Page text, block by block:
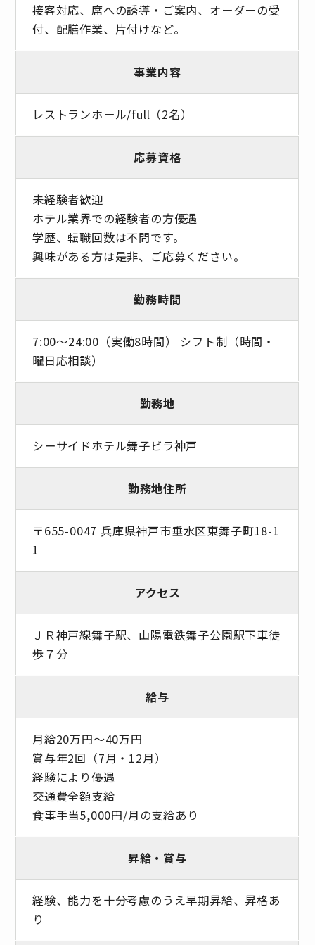
接客対応、席への誘導・ご案内、オーダーの受
付、配膳作業、片付けなど。
事業内容
レストランホール/full（2名）
応募資格
未経験者歓迎
ホテル業界での経験者の方優遇
学歴、転職回数は不問です。
興味がある方は是非、ご応募ください。
勤務時間
7:00～24:00（実働8時間） シフト制（時間・
曜日応相談）
勤務地
シーサイドホテル舞子ビラ神戸
勤務地住所
〒655-0047 兵庫県神戸市垂水区東舞子町18-1
1
アクセス
ＪＲ神戸線舞子駅、山陽電鉄舞子公園駅下車徒
歩７分
給与
月給20万円～40万円
賞与年2回（7月・12月）
経験により優遇
交通費全額支給
食事手当5,000円/月の支給あり
昇給・賞与
経験、能力を十分考慮のうえ早期昇給、昇格あ
り